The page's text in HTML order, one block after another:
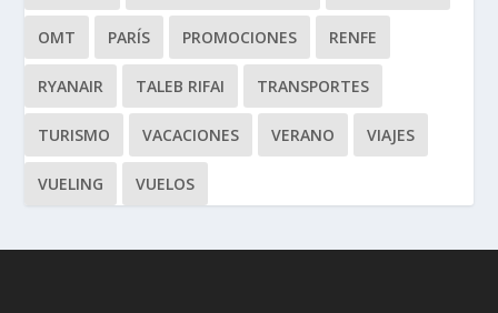
OMT PARÍS PROMOCIONES RENFE
RYANAIR TALEB RIFAI TRANSPORTES
TURISMO VACACIONES VERANO VIAJES
VUELING VUELOS